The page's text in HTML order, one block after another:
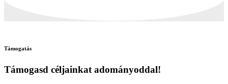
Támogatás
Támogasd céljainkat adományoddal!